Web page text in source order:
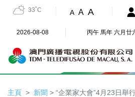
33˚C A A A
2026-08-08 丙午 馬年 六月廿
主頁 新聞 > “企業家大會”4月23日舉